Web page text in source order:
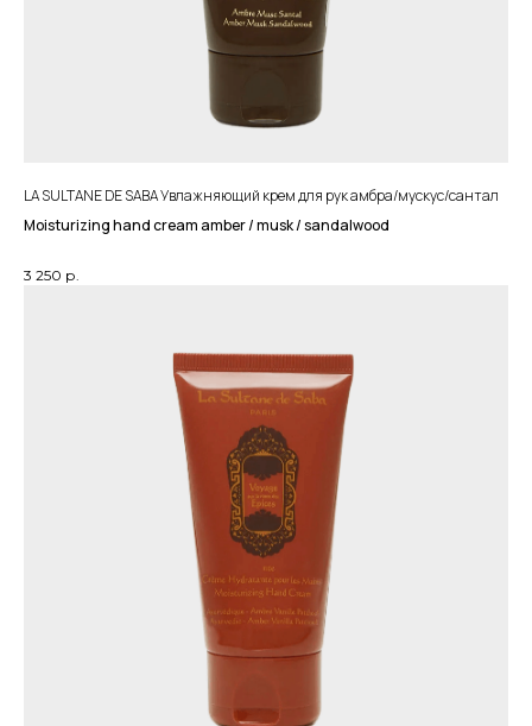
LA SULTANE DE SABA Увлажняющий крем для рук амбра/мускус/сантал
Moisturizing hand cream amber / musk / sandalwood
3 250 р.